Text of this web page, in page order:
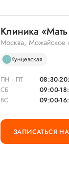
Клиника
Москва,
11 Кунцевская
ПН - ПТ
08:30-
СБ
09:00-
ВС
09:00-
ЗАПИСАТЬСЯ